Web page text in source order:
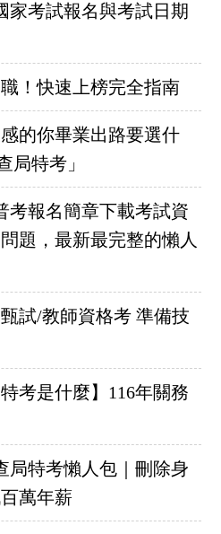
家考試報名與考試日期
！快速上榜完全指南
的你畢業出路要選什
局特考」
考報名簡章下載考試資
題，最新最完整的懶人
試/教師資格考 準備技
特考是什麼】116年關務
局特考懶人包｜刪除身
萬年薪